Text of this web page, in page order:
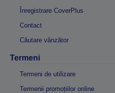
Înregistrare CoverPlus
Contact
Căutare vânzător
Termeni
Termeni de utilizare
Termenii promoțiilor online